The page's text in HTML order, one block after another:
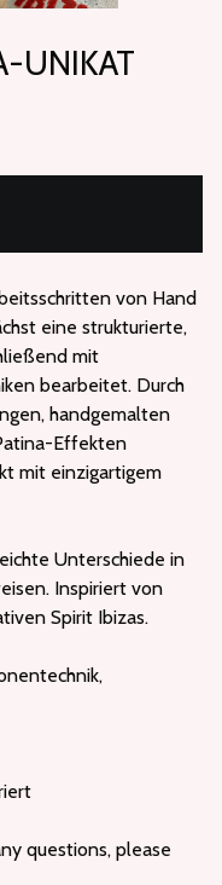
UNIKAT
von Hand
eine strukturierte,
mit
bearbeitet. Durch
handgemalten
Effekten
mit einzigartigem
Unterschiede in
Inspiriert von
Spirit Ibizas.
questions, please